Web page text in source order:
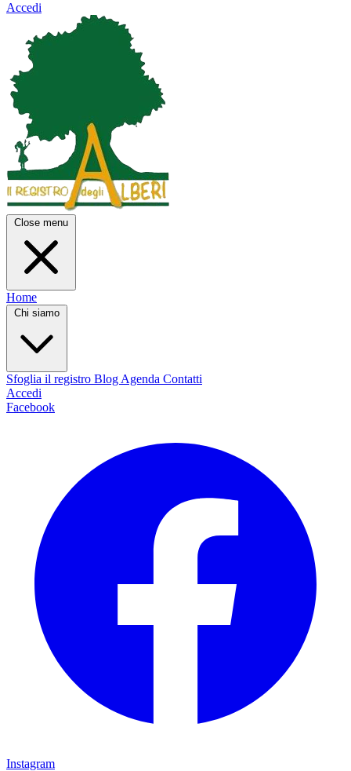
Accedi
Close menu
Home
Chi siamo
Sfoglia il registro Blog Agenda Contatti
Accedi
Facebook
Instagram